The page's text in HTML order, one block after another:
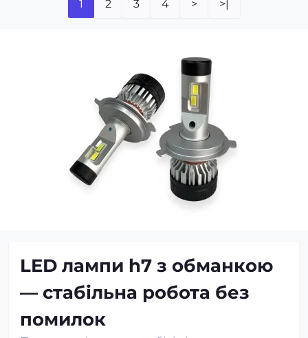
1 2 3 4 > >|
LED лампи h7 з обманкою
— стабільна робота без
помилок